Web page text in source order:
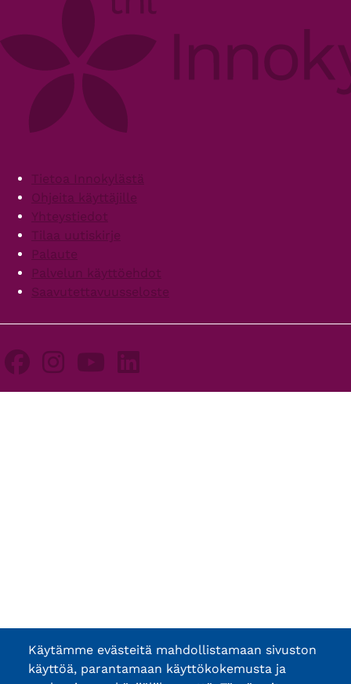
FooterTietoa Innokylästä
Ohjeita käyttäjille
Yhteystiedot
Tilaa uutiskirje
Palaute
Palvelun käyttöehdot
Saavutettavuusseloste
Käytämme evästeitä mahdollistamaan sivuston
käyttöä, parantamaan käyttökokemusta ja